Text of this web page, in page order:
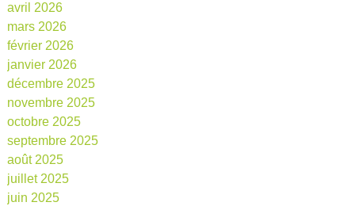
avril 2026
mars 2026
février 2026
janvier 2026
décembre 2025
novembre 2025
octobre 2025
septembre 2025
août 2025
juillet 2025
juin 2025